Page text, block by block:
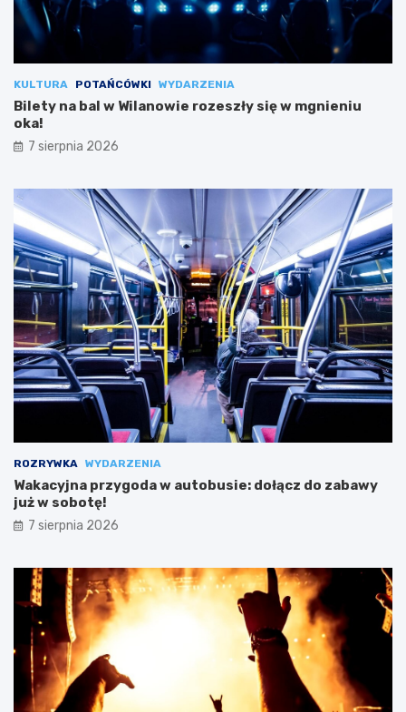
KULTURA POTAŃCÓWKI WYDARZENIA
Bilety na bal w Wilanowie rozeszły się w mgnieniu
oka!
7 sierpnia 2026
ROZRYWKA WYDARZENIA
Wakacyjna przygoda w autobusie: dołącz do zabawy
już w sobotę!
7 sierpnia 2026